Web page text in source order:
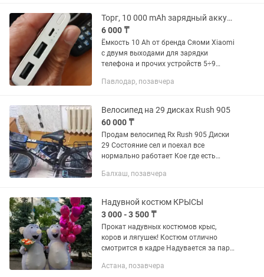
•Упорядочивание самокатов внутри
парковочных зон в...
Торг, 10 000 mAh зарядный аккумулятор Сяоми Xiaomi Пауэрбанк\ Пауэр
6 000 ₸
Ёмкость 10 Ah от бренда Сяоми Xiaomi
с двумя выходами для зарядки
телефона и прочих устройств 5÷9
заряда mini-USB! но имеется к нему
Павлодар, позавчера
Велосипед на 29 дисках Rush 905
60 000 ₸
Продам велосипед Rx Rush 905 Диски
29 Состояние сел и поехал все
нормально работает Кое где есть
фото все идет в комплекте (а именно -
Балхаш, позавчера
Надувной костюм КРЫСЫ
3 000 - 3 500 ₸
Прокат надувных костюмов крыс,
коров и лягушек! Костюм отлично
смотрится в кадре Надувается за пару
Прокат по доступной цене: 🔥1 костюм
Астана, позавчера